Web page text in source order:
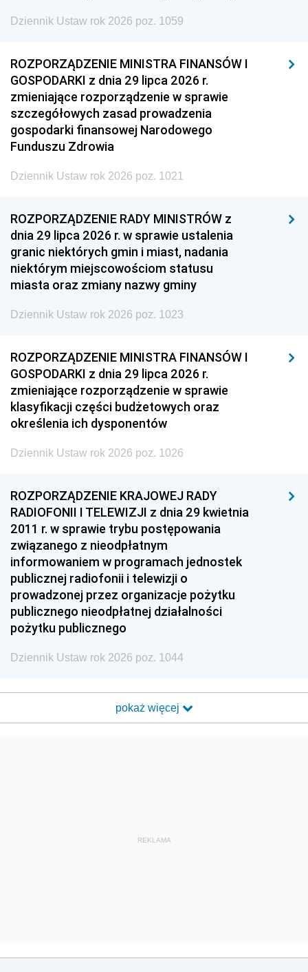
Dziennik Ustaw rok 2026 poz. 1059
ROZPORZĄDZENIE MINISTRA FINANSÓW I
GOSPODARKI z dnia 29 lipca 2026 r.
zmieniające rozporządzenie w sprawie
szczegółowych zasad prowadzenia
gospodarki finansowej Narodowego
Funduszu Zdrowia
Dziennik Ustaw rok 2026 poz. 1021
ROZPORZĄDZENIE RADY MINISTRÓW z
dnia 29 lipca 2026 r. w sprawie ustalenia
granic niektórych gmin i miast, nadania
niektórym miejscowościom statusu
miasta oraz zmiany nazwy gminy
Dziennik Ustaw rok 2026 poz. 1023
ROZPORZĄDZENIE MINISTRA FINANSÓW I
GOSPODARKI z dnia 29 lipca 2026 r.
zmieniające rozporządzenie w sprawie
klasyfikacji części budżetowych oraz
określenia ich dysponentów
Dziennik Ustaw rok 2026 poz. 1026
ROZPORZĄDZENIE KRAJOWEJ RADY
RADIOFONII I TELEWIZJI z dnia 29 kwietnia
2011 r. w sprawie trybu postępowania
związanego z nieodpłatnym
informowaniem w programach jednostek
publicznej radiofonii i telewizji o
prowadzonej przez organizacje pożytku
publicznego nieodpłatnej działalności
pożytku publicznego
Dziennik Ustaw rok 2026 poz. 1044
pokaż więcej
REKLAMA